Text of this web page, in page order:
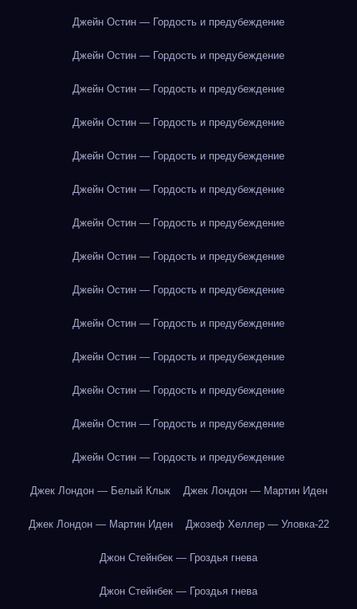
Джейн Остин — Гордость и предубеждение
Джейн Остин — Гордость и предубеждение
Джейн Остин — Гордость и предубеждение
Джейн Остин — Гордость и предубеждение
Джейн Остин — Гордость и предубеждение
Джейн Остин — Гордость и предубеждение
Джейн Остин — Гордость и предубеждение
Джейн Остин — Гордость и предубеждение
Джейн Остин — Гордость и предубеждение
Джейн Остин — Гордость и предубеждение
Джейн Остин — Гордость и предубеждение
Джейн Остин — Гордость и предубеждение
Джейн Остин — Гордость и предубеждение
Джейн Остин — Гордость и предубеждение
Джек Лондон — Белый Клык Джек Лондон — Мартин Иден
Джек Лондон — Мартин Иден Джозеф Хеллер — Уловка-22
Джон Стейнбек — Гроздья гнева
Джон Стейнбек — Гроздья гнева